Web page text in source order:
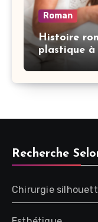
Roman
Histoire
plastique à
Recherche
Chirurgie